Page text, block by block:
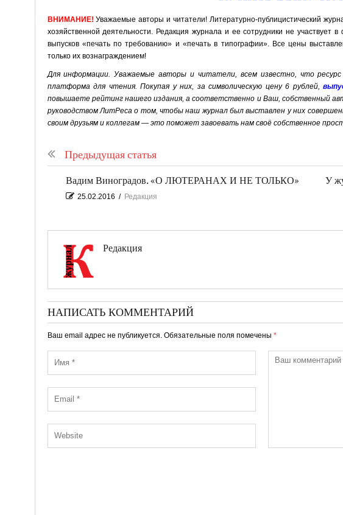
ВНИМАНИЕ! Уважаемые авторы и читатели! Литературно-публицистический
хозяйственной деятельности. Редакция журнала и ее сотрудники не участвует
выпусков «печать по требованию» и «печать в типографии». Все цены
только их вознаграждением!
Для информации. Уважаемые авторы и читатели, всем известно, что
платформа для чтения. Покупая у них, за символическую цену 6 рублей,
повышаете рейтинг нашего издания, а соответственно и Ваш, собственный
руководством ЛитРеса о том, чтобы наш журнал был выставлен у них
своим друзьям и коллегам — это поможет завоевать нам своё собственное
Предыдущая статья
Вадим Виноградов. «О ЛЮТЕРАНАХ И НЕ ТОЛЬКО»
25.02.2016 / Редакция
У
Редакция
НАПИСАТЬ КОММЕНТАРИЙ
Ваш email адрес не публикуется. Обязательные поля помечены *